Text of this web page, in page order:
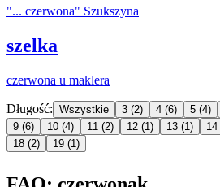
"... czerwona" Szukszyna
szelka
czerwona u maklera
Długość: Wszystkie 3 (2) 4 (6) 5 (4)
9 (6) 10 (4) 11 (2) 12 (1) 13 (1) 14
18 (2) 19 (1)